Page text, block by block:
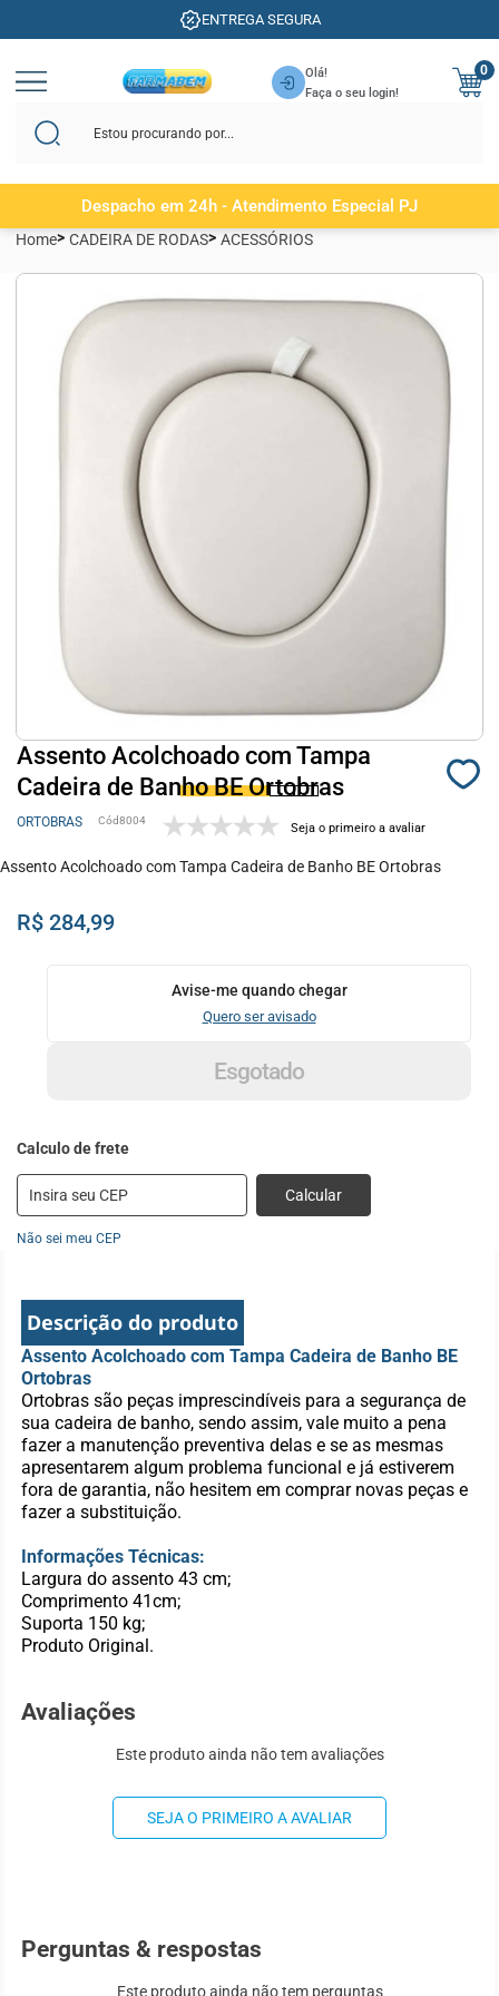
ENTREGA SEGURA
Olá!
Faça o seu login!
0
Despacho em 24h - Atendimento Especial PJ
Home CADEIRA DE RODAS ACESSÓRIOS
Assento Acolchoado com Tampa
Cadeira de Banho BE Ortobras
ORTOBRAS 8004 Seja o primeiro a avaliar
Assento Acolchoado com Tampa Cadeira de Banho BE Ortobras
R$ 284,99
Esgotado
Avise-me quando chegar
Quero ser avisado
Calcular
Não sei meu CEP
Descrição do produto
Assento Acolchoado com Tampa Cadeira de Banho BE
Ortobras
Ortobras são peças imprescindíveis para a segurança de
sua cadeira de banho, sendo assim, vale muito a pena
fazer a manutenção preventiva delas e se as mesmas
apresentarem algum problema funcional e já estiverem
fora de garantia, não hesitem em comprar novas peças e
fazer a substituição.
Informações Técnicas:
Largura do assento 43 cm;
Comprimento 41cm;
Suporta 150 kg;
Produto Original.
Avaliações
Este produto ainda não tem avaliações
SEJA O PRIMEIRO A AVALIAR
Perguntas & respostas
Este produto ainda não tem perguntas